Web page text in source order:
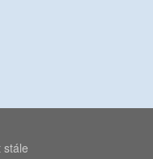
stále